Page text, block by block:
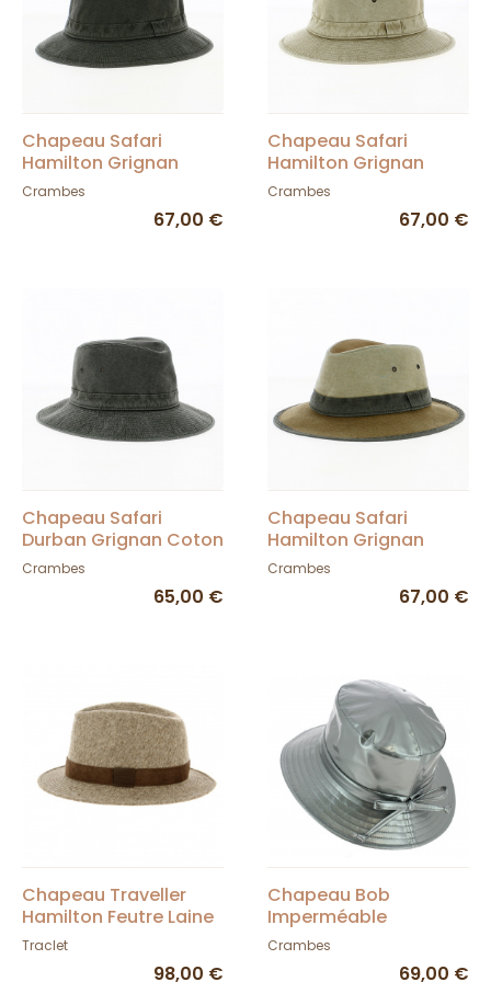
Chapeau Safari
Hamilton Grignan
Coton Kaki - Crambes
Crambes
67,00 €
Chapeau Safari
Hamilton Grignan
Coton Beige -
Crambes
67,00 €
Chapeau Safari
Durban Grignan Coton
Kaki - Crambes
Crambes
65,00 €
Chapeau Safari
Hamilton Grignan
Coton Tricolore -
Crambes
67,00 €
Chapeau Traveller
Hamilton Feutre Laine
Camel - Broswell
Traclet
98,00 €
Chapeau Bob
Imperméable
Cardigan Argent -
Crambes
69,00 €